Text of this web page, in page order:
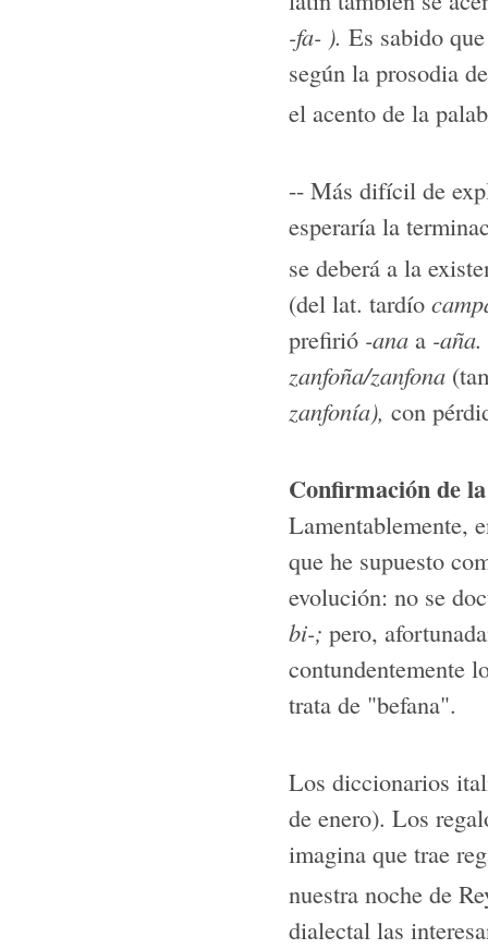
-fa- ). Es sabido
según la prosodia
el acento de la
-- Más difícil de
esperaría la
se deberá a la
(del lat. tardío
prefirió -ana a -aña.
zanfoña/zanfona
zanfonía), con
Confirmación de
Lamentablemente,
que he supuesto
evolución: no se
bi-; pero,
contundentemente
trata de "befana".
Los diccionarios
de enero). Los
imagina que trae
nuestra noche de
dialectal las